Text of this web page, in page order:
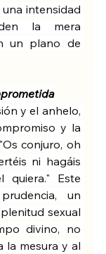
intensidad
la mera
un plano de
y el anhelo,
y la
conjuro, oh
ni hagáis
quiera." Este
un
sexual
divino, no
la mesura y al